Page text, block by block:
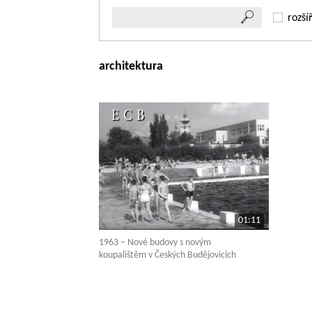
architektura
01:11
1963 – Nové budovy s novým
koupalištěm v Českých Budějovicích